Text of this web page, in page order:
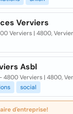
Verviers
Verviers | 4800,
Asbl
- 4800 Verviers | 4800,
social
d'entreprise!